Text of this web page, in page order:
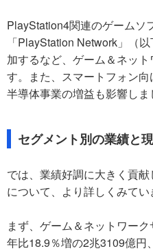
PlayStation4関連のゲームソ
「PlayStation Network」（
加するなど、ゲーム＆ネッ
す。また、スマートフォン
半導体事業の増益も影響しま
セグメント別の業績と
では、業績好調に大きく貢
について、より詳しくみてい
まず、ゲーム＆ネットワー
年比18.9％増の2兆3109億円